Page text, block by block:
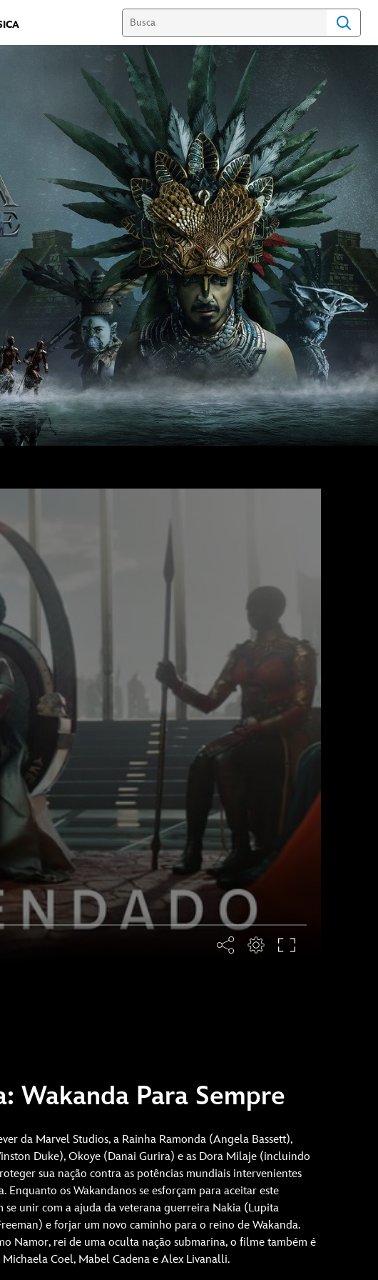
Wakanda Para Sempre
da Marvel Studios, a Rainha Ramonda (Angela Bassett),
Duke), Okoye (Danai Gurira) e as Dora Milaje (incluindo
sua nação contra as potências mundiais intervenientes
Enquanto os Wakandanos se esforçam para aceitar este
se unir com a ajuda da veterana guerreira Nakia (Lupita
e forjar um novo caminho para o reino de Wakanda.
Namor, rei de uma oculta nação submarina, o filme também é
Coel, Mabel Cadena e Alex Livanalli.